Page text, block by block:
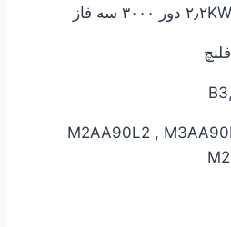
M2AA90L2 ,